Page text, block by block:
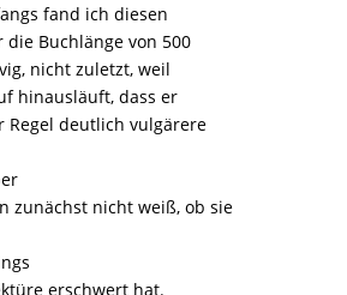
fand ich diesen
Buchlänge von 500
nicht zuletzt, weil
hinausläuft, dass er
Regel deutlich vulgärere
zunächst nicht weiß, ob sie
erschwert hat.